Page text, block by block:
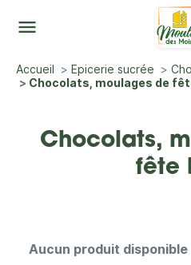
menu
Accueil Epicerie sucrée
Chocolats, moulages de
Chocolats,
fête
Aucun produit disponible